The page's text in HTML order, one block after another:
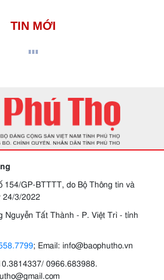
TIN MỚI
154/GP-BTTTT, do Bộ Thông tin và
24/3/2022
Nguyễn Tất Thành - P. Việt Trì - tỉnh
; Email: info@baophutho.vn
0966.683988.